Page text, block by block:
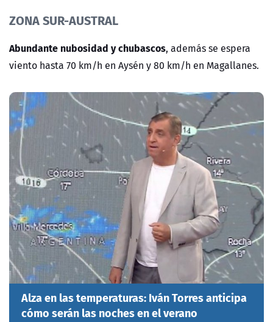
ZONA SUR-AUSTRAL
Abundante nubosidad y chubascos, además se espera
viento hasta 70 km/h en Aysén y 80 km/h en Magallanes.
Alza en las temperaturas: Iván Torres anticipa
cómo serán las noches en el verano